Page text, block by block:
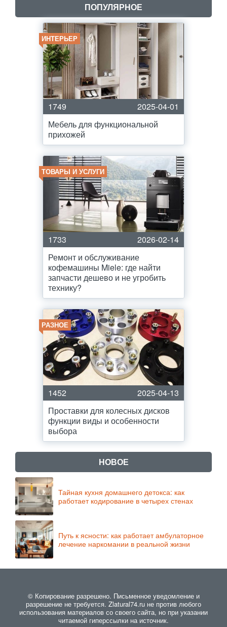
ПОПУЛЯРНОЕ
ИНТЕРЬЕР
1749
2025-04-01
Мебель для функциональной
прихожей
ТОВАРЫ И УСЛУГИ
1733
2026-02-14
Ремонт и обслуживание
кофемашины Miele: где найти
запчасти дешево и не угробить
технику?
РАЗНОЕ
1452
2025-04-13
Проставки для колесных дисков
функции виды и особенности
выбора
НОВОЕ
Тайная кухня домашнего детокса: как
работает кодирование в четырех стенах
Путь к ясности: как работает амбулаторное
лечение наркомании в реальной жизни
© Копирование разрешено. Письменное уведомление и
разрешение не требуется. Zlatural74.ru не против любого
использования материалов со своего сайта, но при указании
читаемой гиперссылки на источник.